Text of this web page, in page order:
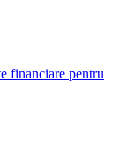
financiare pentru